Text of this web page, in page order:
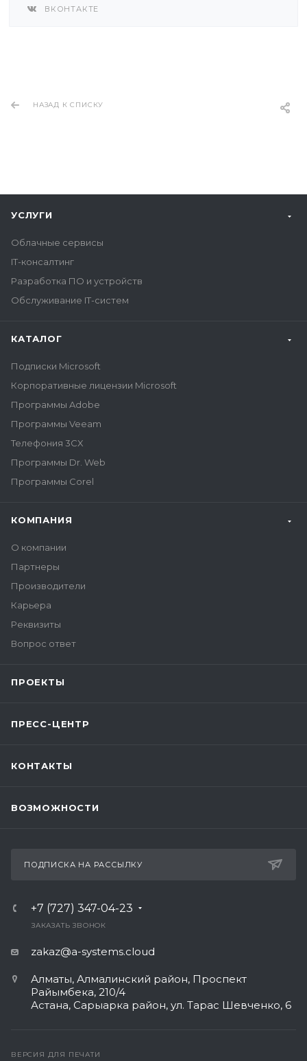
ВКОНТАКТЕ
НАЗАД К СПИСКУ
УСЛУГИ
Облачные сервисы
IT-консалтинг
Разработка ПО и устройств
Обслуживание IT-систем
КАТАЛОГ
Подписки Microsoft
Корпоративные лицензии Microsoft
Программы Adobe
Программы Veeam
Телефония 3CX
Программы Dr. Web
Программы Corel
КОМПАНИЯ
О компании
Партнеры
Производители
Карьера
Реквизиты
Вопрос ответ
ПРОЕКТЫ
ПРЕСС-ЦЕНТР
КОНТАКТЫ
ВОЗМОЖНОСТИ
ПОДПИСКА НА РАССЫЛКУ
+7 (727) 347-04-23
ЗАКАЗАТЬ ЗВОНОК
zakaz@a-systems.cloud
Алматы, ​Алмалинский район, Проспект
Райымбека, 210/4
Астана, Сарыарка район, ул. Тарас Шевченко, 6​
ВЕРСИЯ ДЛЯ ПЕЧАТИ